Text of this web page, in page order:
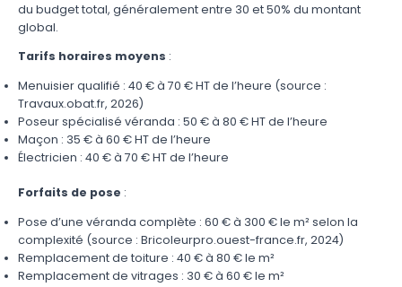
du budget total, généralement entre 30 et 50% du montant
global.
Tarifs horaires moyens :
Menuisier qualifié : 40 € à 70 € HT de l’heure (source :
Travaux.obat.fr, 2026)
Poseur spécialisé véranda : 50 € à 80 € HT de l’heure
Maçon : 35 € à 60 € HT de l’heure
Électricien : 40 € à 70 € HT de l’heure
Forfaits de pose :
Pose d’une véranda complète : 60 € à 300 € le m² selon la
complexité (source : Bricoleurpro.ouest-france.fr, 2024)
Remplacement de toiture : 40 € à 80 € le m²
Remplacement de vitrages : 30 € à 60 € le m²